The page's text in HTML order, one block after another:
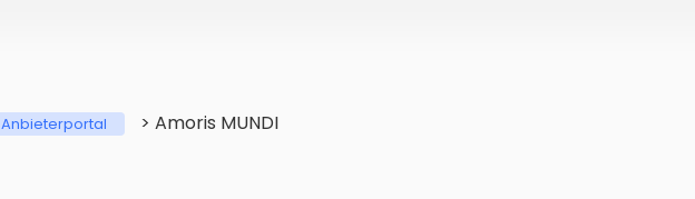
Anbieterportal > Amoris MUNDI